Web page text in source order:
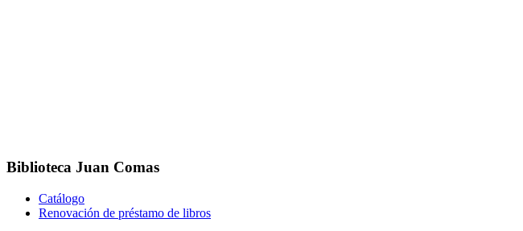
Biblioteca Juan Comas
Catálogo
Renovación de préstamo de libros